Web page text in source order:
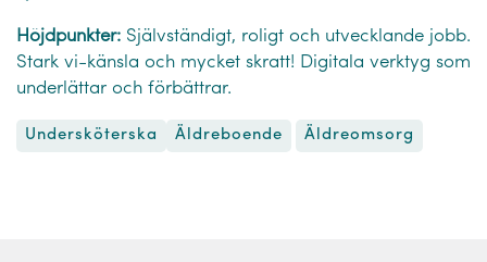
Höjdpunkter: Självständigt, roligt och utvecklande jobb.
Stark vi-känsla och mycket skratt! Digitala verktyg som
underlättar och förbättrar.
Undersköterska Äldreboende Äldreomsorg